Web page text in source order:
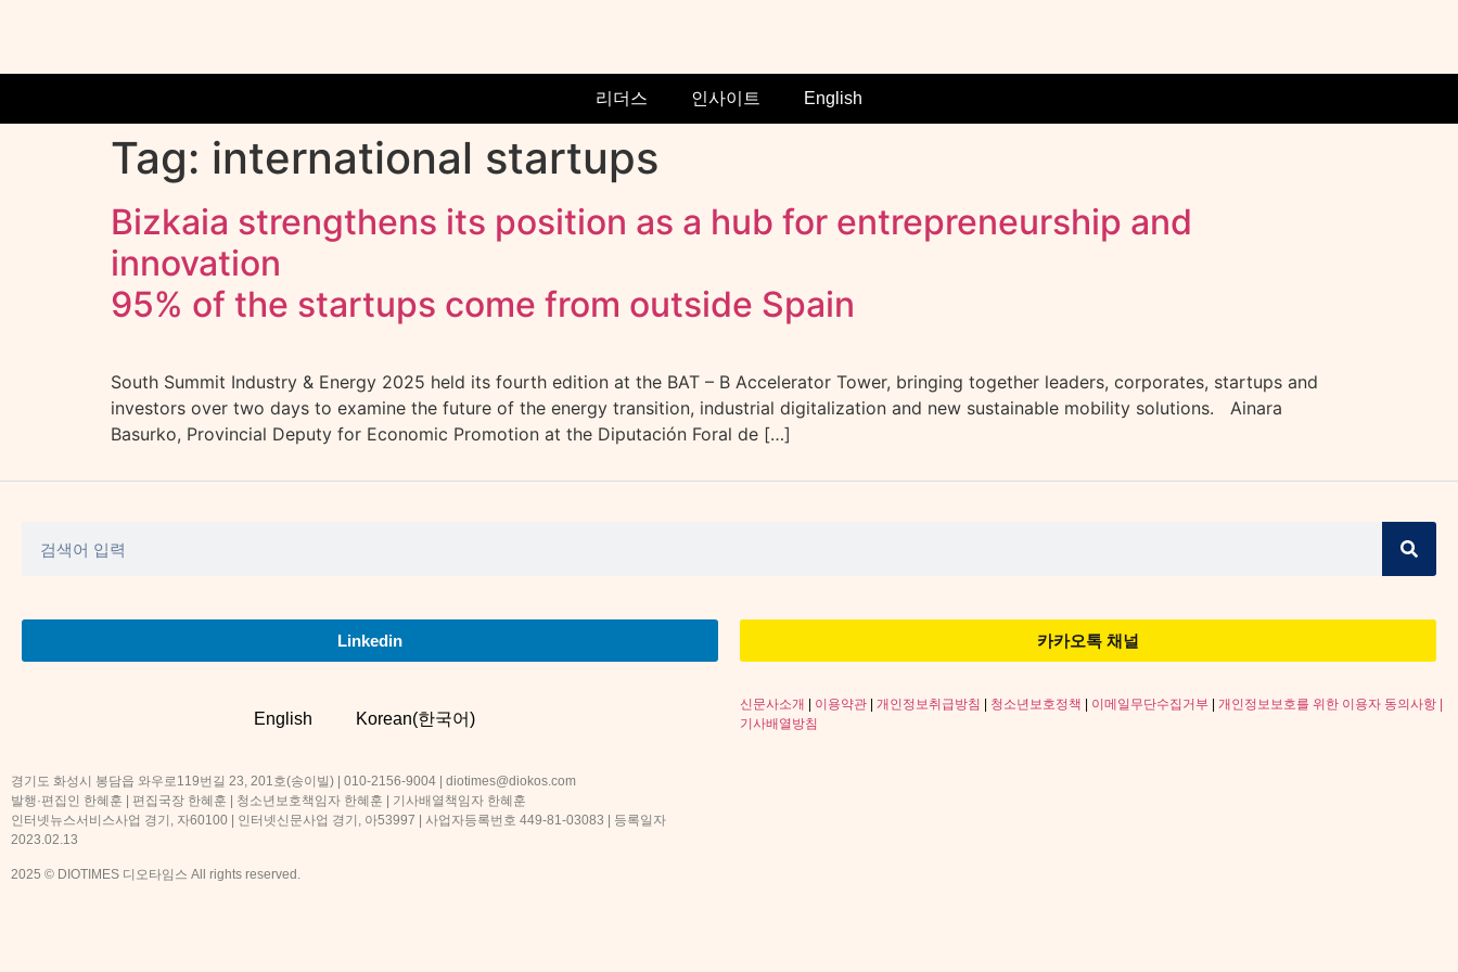
리더스 인사이트 English
Tag: international startups
Bizkaia strengthens its position as a hub for entrepreneurship and
innovation
95% of the startups come from outside Spain
South Summit Industry & Energy 2025 held its fourth edition at the BAT – B Accelerator Tower, bringing together leaders, corporates, startups and
investors over two days to examine the future of the energy transition, industrial digitalization and new sustainable mobility solutions. Ainara
Basurko, Provincial Deputy for Economic Promotion at the Diputación Foral de […]
Linkedin 카카오톡 채널
English Korean(한국어)
신문사소개 이용약관 개인정보취급방침 청소년보호정책 이메일무단수집거부
개인정보보호를 위한 이용자 동의사항 |
기사배열방침
경기도 화성시 봉담읍 와우로119번길 23, 201호(송이빌) | 010-2156-9004 | diotimes@diokos.com
발행·편집인 한혜훈 | 편집국장 한혜훈 | 청소년보호책임자 한혜훈 | 기사배열책임자 한혜훈
인터넷뉴스서비스사업 경기, 자60100 | 인터넷신문사업 경기, 아53997 | 사업자등록번호 449-81-03083 | 등록일자
2023.02.13
2025 © DIOTIMES 디오타임스 All rights reserved.